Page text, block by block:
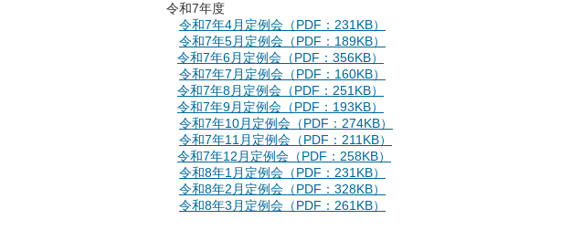
令和7年度
令和7年4月定例会（PDF：231KB）
令和7年5月定例会（PDF：189KB）
令和7年6月定例会（PDF：356KB）
令和7年7月定例会（PDF：160KB）
令和7年8月定例会（PDF：251KB）
令和7年9月定例会（PDF：193KB）
令和7年10月定例会（PDF：274KB）
令和7年11月定例会（PDF：211KB）
令和7年12月定例会（PDF：258KB）
令和8年1月定例会（PDF：231KB）
令和8年2月定例会（PDF：328KB）
令和8年3月定例会（PDF：261KB）